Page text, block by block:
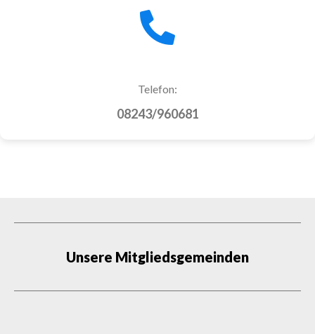
Telefon:
08243/960681
Unsere Mitgliedsgemeinden